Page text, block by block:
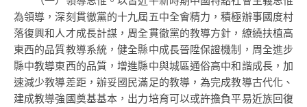
為領導，深刻貫徹黨的十九屆五中全會精力，積極辦事國度村
落復興和人才成長計謀，周全貫徹黨的教導方針，繚繞扶植高
東西的品質教導系統，健全縣中成長晉陞保證機制，周全進步
縣中教導東西的品質，增進縣中與城區通俗高中和諧成長，加
速減少教導差距，辦妥國民滿足的教導，為完成教導古代化、
建成教導強國奠基基本，出力培育可以或許擔負平易近族回復